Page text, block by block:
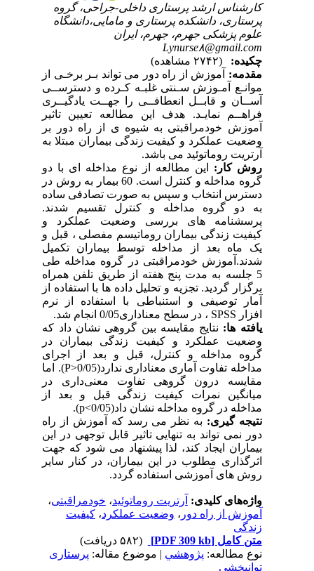
کارشناس ارشد پرستاری داخلی-جراحی، گروه
پرستاری، دانشکده پرستاری و مامایی،دانشگاه
علوم پزشکی جهرم، جهرم، ایران
Lynurse۸@gmail.com
چکیده:
مقدمه: آموزش از راه دور می تواند بـر برخـی از
موانـع آمـوزش سـنتی غلبـه کـرده و دسترســی
آســان و قابــل انعطافــی را جهــت یادگیــری
فراهــم نمایـد. هدف این مطالعه تعیین تاثیر
آموزش خودمراقبتی به شیوه ی از راه دور بر
وضعیت عملکرد و کیفیت زندگی بیماران مبتلا به
آرتریت روماتوئید می باشد.
روش کار: این مطالعه از نوع مداخله ای با دو
گروه مداخله و کنترل است. 60 بیمار به روش در
دسترس انتخاب و سپس به صورت تصادفی ساده
به دو گروه مداخله و کنترل تقسیم شدند.
پرسشنامه های بررسی وضعیت عملکرد و
کیفیت زندگی بیماران روماتیسم مفصلی ، قبل و
یک ماه بعد از مداخله توسط بیماران تکمیل
شدند.آموزش خودمراقبتی در گروه مداخله طی
جلسه به مدت پنج هفته از طریق تلفن همراه
برگزار گردید.تجزیه و تحلیل داده ها با استفاده از
آمار توصیفی و استنباطی با استفاده از نرم
افزار SPSS، در سطح معناداری0/05 انجام شد.
یافته ها:نتایج مقایسه بین گروهی نشان داد که
وضعیت عملکرد و کیفیت زندگی بیماران در
گروه مداخله و کنترل، قبل و بعد از اجرای
مداخله تفاوت آماری معناداری ندارد(P>0/05
).اما
مقایسه درون گروهی تفاوت معنی‌داری در
میانگین نمرات کیفیت زندگی قبل و بعد از
مداخلهدر گروه مداخلهنشان داد(p<0/05
)
.
نتیجه گیری:به نظر می رسد که آموزش از راه
دور نمی تواند به تنهایی تاثیر قابل توجهی در این
بیماران ایجاد کند، لذا پیشنهاد می شود که جهت
اثرگذاری مطلوب در این بیماران، در کنار سایر
روش های آموزشی استفاده گردد.
واژه‌های کلیدی:آرتریت روماتوئید،خودمراقبتی،
آموزش از راه دور، وضعیت عملکرد ،کیفیت
زندگی
متن کامل[PDF 309 kb]
نوع مطالعه:پژوهشي| موضوع مقاله:پرستاری
توانبخشی